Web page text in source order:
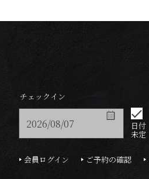
チェックイン
日付
未定
会員ログイン ご予約の確認